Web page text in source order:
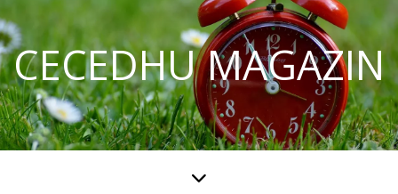
CECEDHU MAGAZIN